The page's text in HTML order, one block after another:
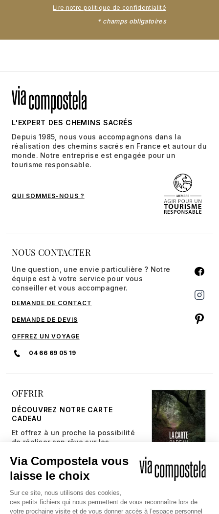
Lire notre politique de confidentialité
* champs obligatoires
L'EXPERT DES CHEMINS SACRÉS
Depuis 1985, nous vous accompagnons dans la
réalisation des chemins sacrés en France et autour du
monde. Notre entreprise est engagée pour un
tourisme responsable.
QUI SOMMES-NOUS ?
NOUS CONTACTER
Une question, une envie particulière ? Notre
équipe est à votre service pour vous
conseiller et vous accompagner.
DEMANDE DE CONTACT
DEMANDE DE DEVIS
OFFREZ UN VOYAGE
04 66 69 05 19
OFFRIR
DÉCOUVREZ NOTRE CARTE
CADEAU
Et offrez à un proche la possibilité
de réaliser son rêve sur les
JE DÉCOUVRE
Copyright © 2026 Via Compostela